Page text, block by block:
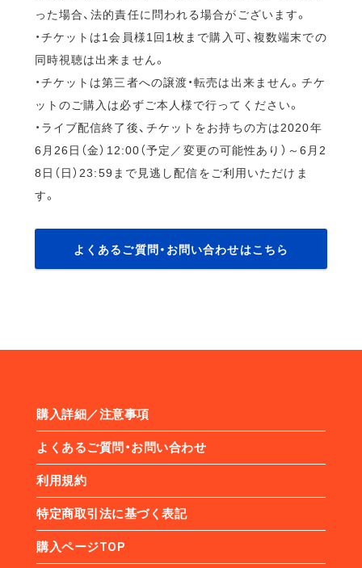
った場合、法的責任に問われる場合がございます。
・チケットは1会員様1回1枚まで購入可、複数端末での
同時視聴は出来ません。
・チケットは第三者への譲渡・転売は出来ません。チケ
ットのご購入は必ずご本人様で行ってください。
・ライブ配信終了後、チケットをお持ちの方は2020年
6月26日（金）12:00（予定／変更の可能性あり）～6月2
8日（日）23:59まで見逃し配信をご利用いただけま
す。
よくあるご質問・お問い合わせはこちら
購入詳細／注意事項
よくあるご質問・お問い合わせ
利用規約
特定商取引法に基づく表記
購入ページTOP